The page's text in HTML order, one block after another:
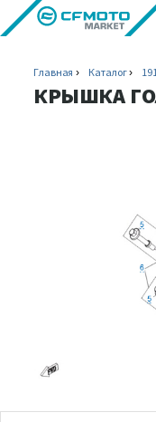
Главная Каталог
КРЫШКА